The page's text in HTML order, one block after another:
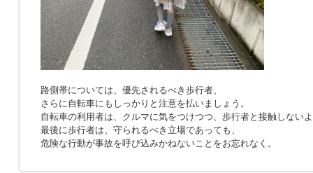
路側帯については、優先されるべき歩行者、
さらに自転車にもしっかりと注意を払いましょう。
自転車の利用者は、クルマに気をつけつつ、歩行者と接触しない
最後に歩行者は、守られるべき立場であっても、
危険な行動が事故を呼び込みかねないことをお忘れなく。